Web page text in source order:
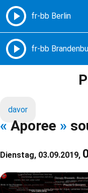
Freie Radios –
davor
« Aporee »
Dienstag, 03.09.2019,